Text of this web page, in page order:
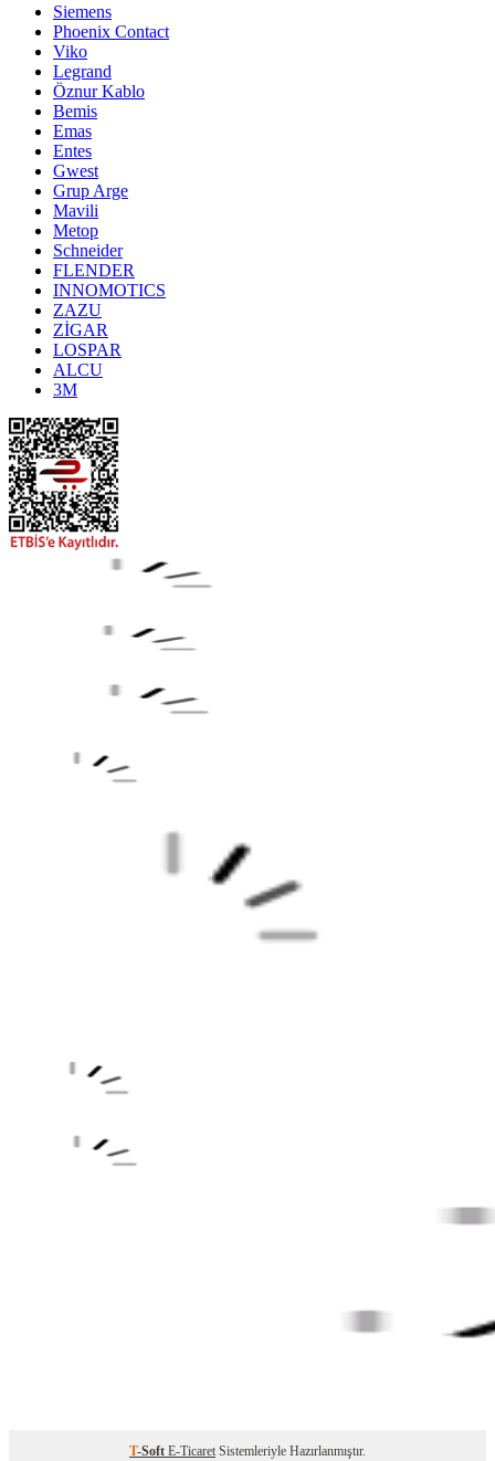
Siemens
Phoenix Contact
Viko
Legrand
Öznur Kablo
Bemis
Emas
Entes
Gwest
Grup Arge
Mavili
Metop
Schneider
FLENDER
INNOMOTICS
ZAZU
ZİGAR
LOSPAR
ALCU
3M
T-Soft E-Ticaret Sistemleriyle Hazırlanmıştır.